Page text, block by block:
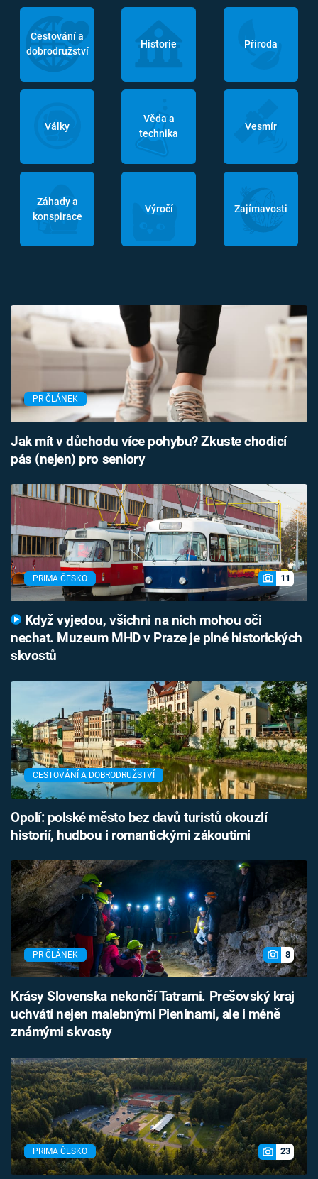
Cestování a
dobrodružství
Historie Příroda
Války
Věda a
technika
Vesmír
Záhady a
konspirace
Výročí Zajímavosti
PR ČLÁNEK
Jak mít v důchodu více pohybu? Zkuste chodicí
pás (nejen) pro seniory
PRIMA ČESKO 11
Když vyjedou, všichni na nich mohou oči
nechat. Muzeum MHD v Praze je plné historických
skvostů
CESTOVÁNÍ A DOBRODRUŽSTVÍ
Opolí: polské město bez davů turistů okouzlí
historií, hudbou i romantickými zákoutími
PR ČLÁNEK 8
Krásy Slovenska nekončí Tatrami. Prešovský kraj
uchvátí nejen malebnými Pieninami, ale i méně
známými skvosty
PRIMA ČESKO 23